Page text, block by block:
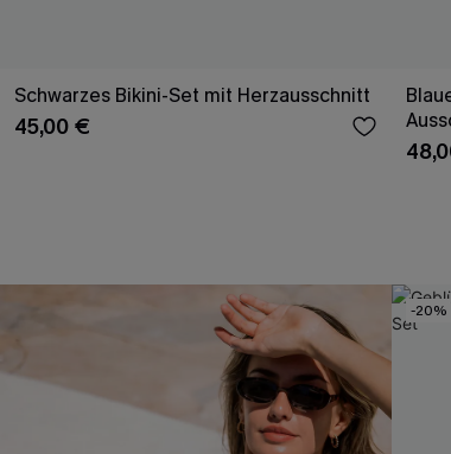
Schwarzes Bikini-Set mit Herzausschnitt
45,00 €
-20%